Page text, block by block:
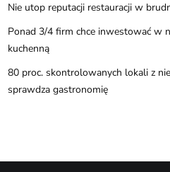
Nie utop reputacji restauracji w
Ponad 3/4 firm chce inwestować w
kuchenną
80 proc. skontrolowanych lokali z
sprawdza gastronomię